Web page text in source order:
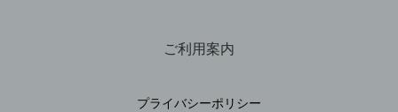
ご利用案内
プライバシーポリシー